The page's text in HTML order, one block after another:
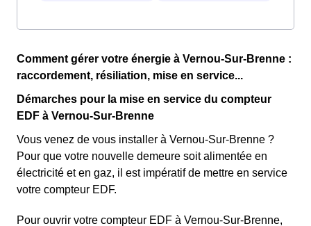
Comment gérer votre énergie à Vernou-Sur-Brenne :
raccordement, résiliation, mise en service...
Démarches pour la mise en service du compteur
EDF à Vernou-Sur-Brenne
Vous venez de vous installer à Vernou-Sur-Brenne ?
Pour que votre nouvelle demeure soit alimentée en
électricité et en gaz, il est impératif de mettre en service
votre compteur EDF.
Pour ouvrir votre compteur EDF à Vernou-Sur-Brenne,